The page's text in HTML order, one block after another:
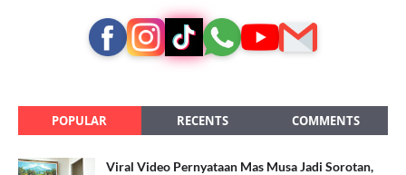
POPULAR RECENTS COMMENTS
Viral Video Pernyataan Mas Musa Jadi Sorotan,